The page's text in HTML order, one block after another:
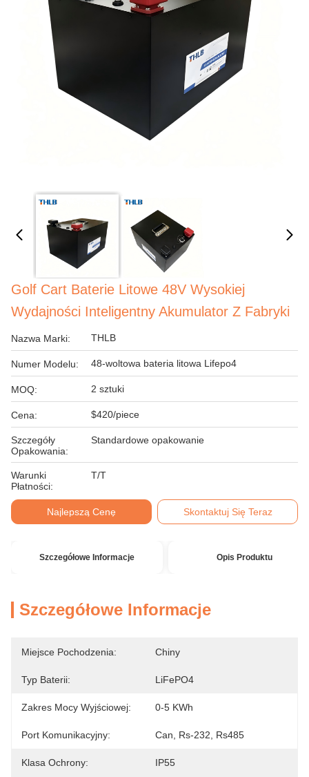
Golf Cart Baterie Litowe 48V Wysokiej
Wydajności Inteligentny Akumulator Z Fabryki
Nazwa Marki: THLB
Numer Modelu: 48-woltowa bateria litowa Lifepo4
MOQ: 2 sztuki
Cena: $420/piece
Szczegóły
Opakowania:
Standardowe opakowanie
Warunki
Płatności:
T/T
Najlepszą Cenę Skontaktuj Się Teraz
Szczegółowe Informacje Opis Produktu
Szczegółowe Informacje
Miejsce Pochodzenia: Chiny
Typ Baterii: LiFePO4
Zakres Mocy Wyjściowej: 0-5 KWh
Port Komunikacyjny: Can, Rs-232, Rs485
Klasa Ochrony: IP55